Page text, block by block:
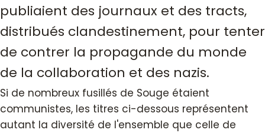
publiaient des journaux et des tracts,
distribués clandestinement, pour tenter
de contrer la propagande du monde
de la collaboration et des nazis.
Si de nombreux fusillés de Souge étaient
communistes, les titres ci-dessous représentent
autant la diversité de l'ensemble que celle de